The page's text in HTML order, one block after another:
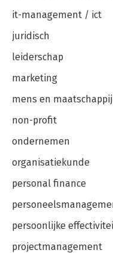
it-management / ict
juridisch
leiderschap
marketing
mens en maatschappij
non-profit
ondernemen
organisatiekunde
personal finance
persoonlijke
projectmanagement